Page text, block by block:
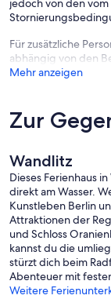
jedoch von den
Für zusätzliche
abhängig von den
Mehr anzeigen
Zur
Wandlitz
Dieses Ferienhaus
direkt am Wasser.
Kunstleben Berlin
Attraktionen der
und Schloss
kannst du die
stürzt dich beim
Abenteuer mit
Weitere